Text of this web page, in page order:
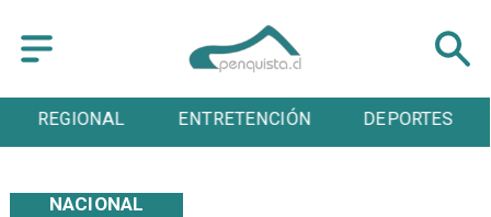
REGIONAL ENTRETENCIÓN DEPORTES
NACIONAL